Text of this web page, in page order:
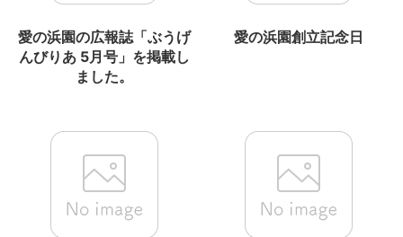
愛の浜園の広報誌「ぶうげ
んびりあ 5月号」を掲載し
ました。
愛の浜園創立記念日